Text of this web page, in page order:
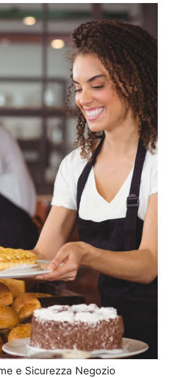
e Sicurezza Negozio